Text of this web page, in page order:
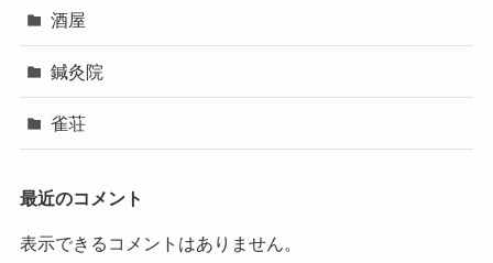
酒屋
鍼灸院
雀荘
最近のコメント
表示できるコメントはありません。